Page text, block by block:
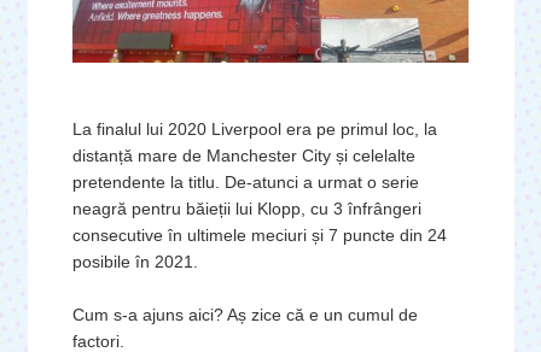
La finalul lui 2020 Liverpool era pe primul loc, la
distanță mare de Manchester City și celelalte
pretendente la titlu. De-atunci a urmat o serie
neagră pentru băieții lui Klopp, cu 3 înfrângeri
consecutive în ultimele meciuri și 7 puncte din 24
posibile în 2021.
Cum s-a ajuns aici? Aș zice că e un cumul de
factori.